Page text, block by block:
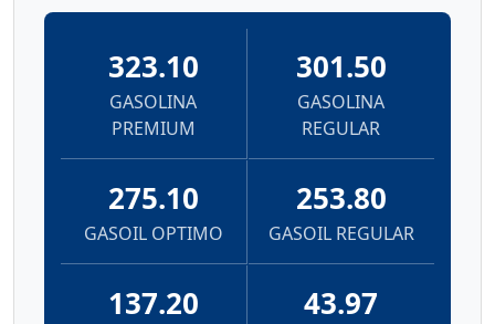
323.10
GASOLINA
PREMIUM
301.50
GASOLINA
REGULAR
275.10
GASOIL OPTIMO
253.80
GASOIL REGULAR
137.20 43.97